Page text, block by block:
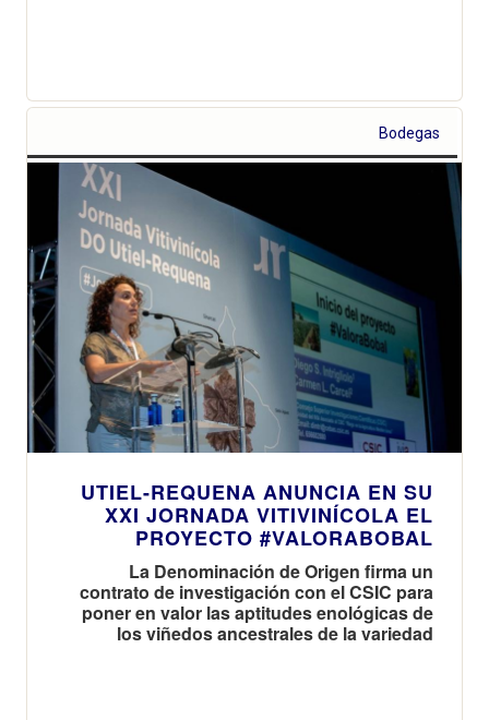
Bodegas
UTIEL-REQUENA ANUNCIA EN SU
XXI JORNADA VITIVINÍCOLA EL
PROYECTO #VALORABOBAL
La Denominación de Origen firma un
contrato de investigación con el CSIC para
poner en valor las aptitudes enológicas de
los viñedos ancestrales de la variedad